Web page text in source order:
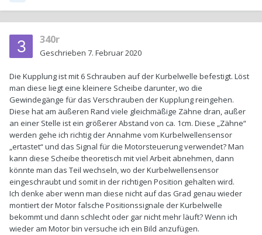
340r
Geschrieben 7. Februar 2020
Die Kupplung ist mit 6 Schrauben auf der Kurbelwelle befestigt. Löst
man diese liegt eine kleinere Scheibe darunter, wo die
Gewindegänge für das Verschrauben der Kupplung reingehen.
Diese hat am äußeren Rand viele gleichmäßige Zähne dran, außer
an einer Stelle ist ein größerer Abstand von ca. 1cm. Diese „Zähne“
werden gehe ich richtig der Annahme vom Kurbelwellensensor
„ertastet“ und das Signal für die Motorsteuerung verwendet? Man
kann diese Scheibe theoretisch mit viel Arbeit abnehmen, dann
könnte man das Teil wechseln, wo der Kurbelwellensensor
eingeschraubt und somit in der richtigen Position gehalten wird.
Ich denke aber wenn man diese nicht auf das Grad genau wieder
montiert der Motor falsche Positionssignale der Kurbelwelle
bekommt und dann schlecht oder gar nicht mehr läuft? Wenn ich
wieder am Motor bin versuche ich ein Bild anzufügen.